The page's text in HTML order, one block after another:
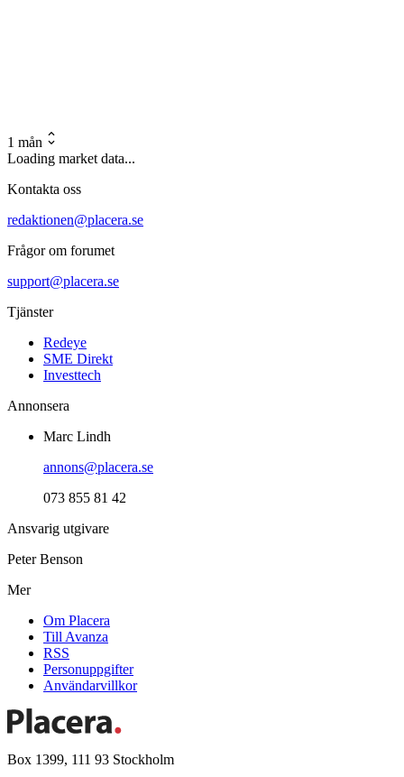
1 mån
Loading market data...
Kontakta oss
redaktionen@placera.se
Frågor om forumet
support@placera.se
Tjänster
Redeye
SME Direkt
Investtech
Annonsera
Marc Lindh
annons@placera.se
073 855 81 42
Ansvarig utgivare
Peter Benson
Mer
Om Placera
Till Avanza
RSS
Personuppgifter
Användarvillkor
Box 1399, 111 93 Stockholm